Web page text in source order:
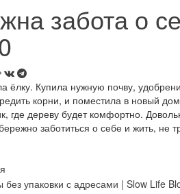
забота о
ёлку. Купила нужную почву,
корни, и поместила в новый
где дереву будет комфортно.
заботиться о себе и жить, не